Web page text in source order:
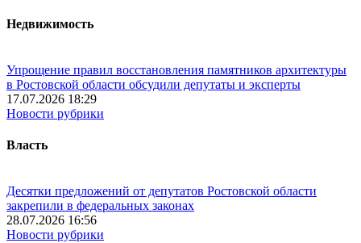
Недвижимость
Упрощение правил восстановления памятников архитектуры
в Ростовской области обсудили депутаты и эксперты
17.07.2026 18:29
Новости рубрики
Власть
Десятки предложений от депутатов Ростовской области
закрепили в федеральных законах
28.07.2026 16:56
Новости рубрики